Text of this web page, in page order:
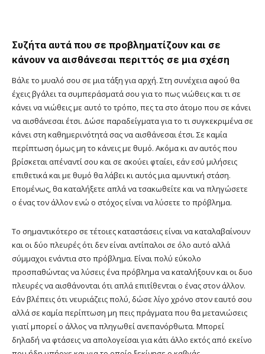
Συζήτα αυτά που σε προβληματίζουν και σε
κάνουν να αισθάνεσαι περιττός σε μια σχέση
Βάλε το μυαλό σου σε μια τάξη για αρχή. Στη συνέχεια αφού θα
έχεις βγάλει τα συμπεράσματά σου για το πως νιώθεις και τι σε
κάνει να νιώθεις με αυτό το τρόπο, πες τα στο άτομο που σε κάνει
να αισθάνεσαι έτσι. Δώσε παραδείγματα για το τι συγκεκριμένα σε
κάνει στη καθημερινότητά σας να αισθάνεσαι έτσι. Σε καμία
περίπτωση όμως μη το κάνεις με θυμό. Ακόμα κι αν αυτός που
βρίσκεται απέναντί σου και σε ακούει φταίει, εάν εσύ μιλήσεις
επιθετικά και με θυμό θα λάβει κι αυτός μια αμυντική στάση.
Επομένως, θα καταλήξετε απλά να τσακωθείτε και να πληγώσετε
ο ένας τον άλλον ενώ ο στόχος είναι να λύσετε το πρόβλημα.
Το σημαντικότερο σε τέτοιες καταστάσεις είναι να καταλαβαίνουν
και οι δύο πλευρές ότι δεν είναι αντίπαλοι σε όλο αυτό αλλά
σύμμαχοι ενάντια στο πρόβλημα. Είναι πολύ εύκολο
προσπαθώντας να λύσεις ένα πρόβλημα να καταλήξουν και οι δυο
πλευρές να αισθάνονται ότι απλά επιτίθενται ο ένας στον άλλον.
Εάν βλέπεις ότι νευριάζεις πολύ, δώσε λίγο χρόνο στον εαυτό σου
αλλά σε καμία περίπτωση μη πεις πράγματα που θα μετανιώσεις
γιατί μπορεί ο άλλος να πληγωθεί ανεπανόρθωτα. Μπορεί
δηλαδή να φτάσεις να απολογείσαι για κάτι άλλο εκτός από εκείνο